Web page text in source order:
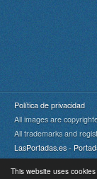
This website uses
Política de privacidad
All images are
All trademarks and
LasPortadas.es -